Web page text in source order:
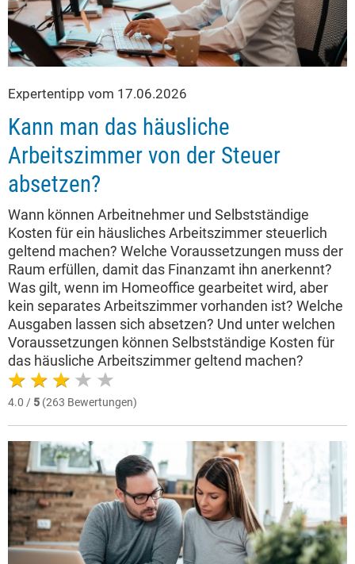
Expertentipp vom 17.06.2026
Kann man das häusliche
Arbeitszimmer von der Steuer
absetzen?
Wann können Arbeitnehmer und Selbstständige
Kosten für ein häusliches Arbeitszimmer steuerlich
geltend machen? Welche Voraussetzungen muss der
Raum erfüllen, damit das Finanzamt ihn anerkennt?
Was gilt, wenn im Homeoffice gearbeitet wird, aber
kein separates Arbeitszimmer vorhanden ist? Welche
Ausgaben lassen sich absetzen? Und unter welchen
Voraussetzungen können Selbstständige Kosten für
das häusliche Arbeitszimmer geltend machen?
4.0 / 5 (263 Bewertungen)